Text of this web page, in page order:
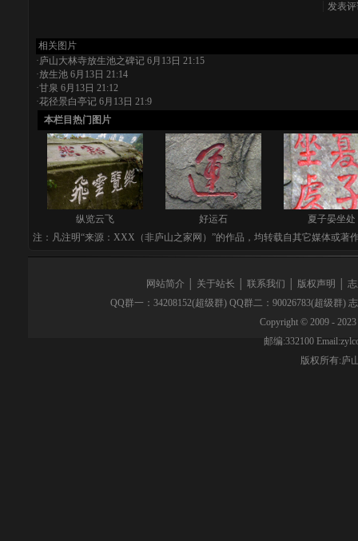
发表评
相关图片
·庐山大林寺放生池之碑记6月13日 21:15
·放生池6月13日 21:14
·甘泉 6月13日 21:12
·花径景白亭记6月13日 21:9
本栏目热门图片
纵览云飞 好运石
夏子晏坐处
注：凡注明“来源：XXX（非庐山之家网）”的作品，均转载自其它媒体或
网站简介 关于站长 联系我们 版权声明
QQ群一：34208152(超级群) QQ群二：90026783(超级群)
Copyright © 2009 - 2023
邮编:332100
版权所有:庐